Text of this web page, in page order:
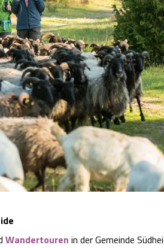
Wandertouren in der Gemeinde